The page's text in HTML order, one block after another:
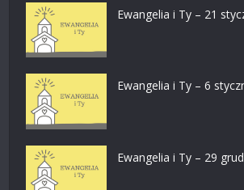
Ewangelia i Ty – 21
Ewangelia i Ty – 6
Ewangelia i Ty – 29